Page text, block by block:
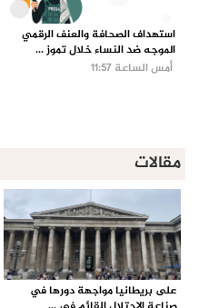
استهداف الصحافة والعنف الرقمي
الموجه ضد النساء خلال تموز ...
أمس الساعة 11:57
مقالات
على بريطانيا مواجهة دورها في